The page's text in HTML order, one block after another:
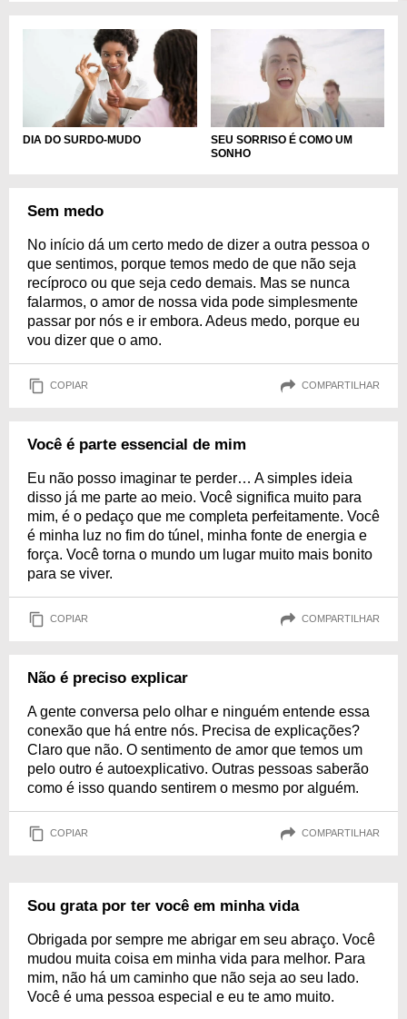
DIA DO SURDO-MUDO
SEU SORRISO É COMO UM
SONHO
Sem medo
No início dá um certo medo de dizer a outra pessoa o
que sentimos, porque temos medo de que não seja
recíproco ou que seja cedo demais. Mas se nunca
falarmos, o amor de nossa vida pode simplesmente
passar por nós e ir embora. Adeus medo, porque eu
vou dizer que o amo.
COPIAR COMPARTILHAR
Você é parte essencial de mim
Eu não posso imaginar te perder… A simples ideia
disso já me parte ao meio. Você significa muito para
mim, é o pedaço que me completa perfeitamente. Você
é minha luz no fim do túnel, minha fonte de energia e
força. Você torna o mundo um lugar muito mais bonito
para se viver.
COPIAR COMPARTILHAR
Não é preciso explicar
A gente conversa pelo olhar e ninguém entende essa
conexão que há entre nós. Precisa de explicações?
Claro que não. O sentimento de amor que temos um
pelo outro é autoexplicativo. Outras pessoas saberão
como é isso quando sentirem o mesmo por alguém.
COPIAR COMPARTILHAR
Sou grata por ter você em minha vida
Obrigada por sempre me abrigar em seu abraço. Você
mudou muita coisa em minha vida para melhor. Para
mim, não há um caminho que não seja ao seu lado.
Você é uma pessoa especial e eu te amo muito.